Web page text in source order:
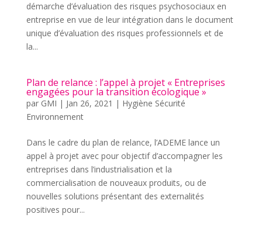
démarche d’évaluation des risques psychosociaux en
entreprise en vue de leur intégration dans le document
unique d’évaluation des risques professionnels et de
la...
Plan de relance : l’appel à projet « Entreprises
engagées pour la transition écologique »
par GMI | Jan 26, 2021 | Hygiène Sécurité
Environnement
Dans le cadre du plan de relance, l’ADEME lance un
appel à projet avec pour objectif d’accompagner les
entreprises dans l’industrialisation et la
commercialisation de nouveaux produits, ou de
nouvelles solutions présentant des externalités
positives pour...